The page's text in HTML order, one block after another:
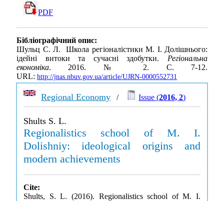
PDF
Бібліографічний опис:
Шульц С. Л. Школа регіоналістики М. І. Долішнього:
ідейні витоки та сучасні здобутки. Регіональна
економіка. 2016. № 2. С. 7-12.
URL: http://jnas.nbuv.gov.ua/article/UJRN-0000552731
Regional Economy / Issue (2016, 2)
Shults S. L.
Regionalistics school of M. I.
Dolishniy: ideological origins and
modern achievements
Cite:
Shults, S. L. (2016). Regionalistics school of M. I.